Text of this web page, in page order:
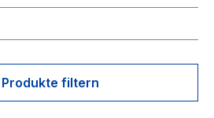
Produkte filtern